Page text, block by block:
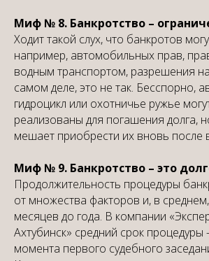
Миф № 8. Банкротство –
Ходит такой слух, что банкротов
например, автомобильных прав,
водным транспортом, разрешения
самом деле, это не так. Бесспорно,
гидроцикл или охотничье ружье
реализованы для погашения долга,
мешает приобрести их вновь после
Миф № 9. Банкротство – это
Продолжительность процедуры
от множества факторов и, в
месяцев до года. В компании
Ахтубинск» средний срок процедуры
момента первого судебного